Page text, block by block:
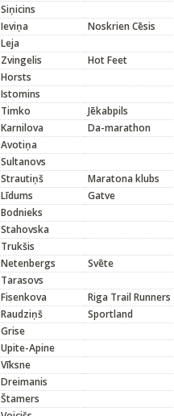
Siņicins
Ieviņa
Noskrien Cēsis
Leja
Zvingelis
Hot Feet
Horsts
Istomins
Timko
Jēkabpils
Karnilova
Da-marathon
Avotiņa
Sultanovs
Strautiņš
Maratona klubs
Līdums
Gatve
Bodnieks
Stahovska
Trukšis
Netenbergs
Svēte
Tarasovs
Fisenkova
Riga Trail Runners
Raudziņš
Sportland
Grise
Upite-Apine
Vīksne
Dreimanis
Štamers